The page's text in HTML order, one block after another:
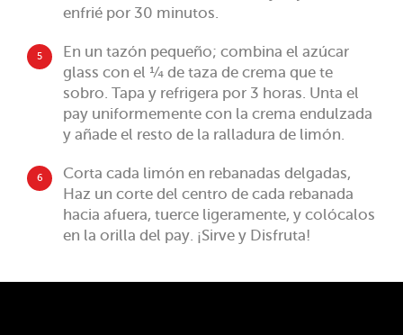
enfrié por 30 minutos.
5
En un tazón pequeño; combina el azúcar
glass con el ¼ de taza de crema que te
sobro. Tapa y refrigera por 3 horas. Unta el
pay uniformemente con la crema endulzada
y añade el resto de la ralladura de limón.
6
Corta cada limón en rebanadas delgadas,
Haz un corte del centro de cada rebanada
hacia afuera, tuerce ligeramente, y colócalos
en la orilla del pay. ¡Sirve y Disfruta!